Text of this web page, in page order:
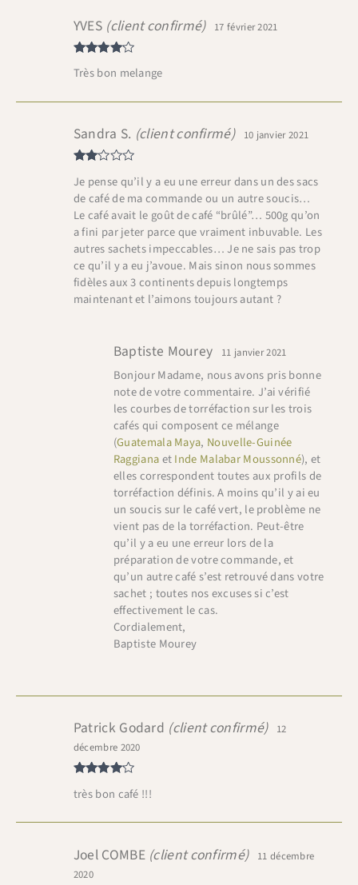
sur 5
YVES (client confirmé) 17 février 2021
Très bon melange
2
sur
5
Sandra S. (client confirmé) 10 janvier 2021
Je pense qu’il y a eu une erreur dans un des sacs
de café de ma commande ou un autre soucis…
Le café avait le goût de café “brûlé”… 500g qu’on
a fini par jeter parce que vraiment inbuvable. Les
autres sachets impeccables… Je ne sais pas trop
ce qu’il y a eu j’avoue. Mais sinon nous sommes
fidèles aux 3 continents depuis longtemps
maintenant et l’aimons toujours autant ?
Baptiste Mourey 11 janvier 2021
Bonjour Madame, nous avons pris bonne
note de votre commentaire. J’ai vérifié
les courbes de torréfaction sur les trois
cafés qui composent ce mélange
(Guatemala Maya, Nouvelle-Guinée
RaggianaetInde Malabar Moussonné), et
elles correspondent toutes aux profils de
torréfaction définis. A moins qu’il y ai eu
un soucis sur le café vert, le problème ne
vient pas de la torréfaction. Peut-être
qu’il y a eu une erreur lors de la
préparation de votre commande, et
qu’un autre café s’est retrouvé dans votre
sachet ; toutes nos excuses si c’est
effectivement le cas.
Cordialement,
Baptiste Mourey
sur 5
Patrick Godard (client confirmé)
12
décembre 2020
très bon café !!!
Joel COMBE (client confirmé)
11 décembre
2020